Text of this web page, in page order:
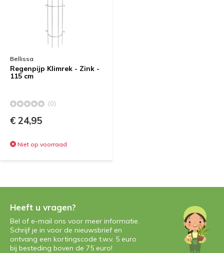
Bellissa
Regenpijp Klimrek - Zink -
115 cm
(0)
€ 24,95
Niet op voorraad
Heeft u vragen?
Bel of e-mail ons voor meer informatie.
Schrijf je in voor de nieuwsbrief en
ontvang een kortingscode t.w.v. 5 euro
bij besteding boven de 75 euro!